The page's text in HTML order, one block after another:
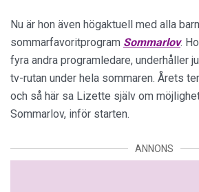
Nu är hon även högaktuell med alla
sommarfavoritprogram Sommarlov.
fyra andra programledare, underhåller
tv-rutan under hela sommaren. Årets
och så här sa Lizette själv om
Sommarlov, inför starten.
ANNONS